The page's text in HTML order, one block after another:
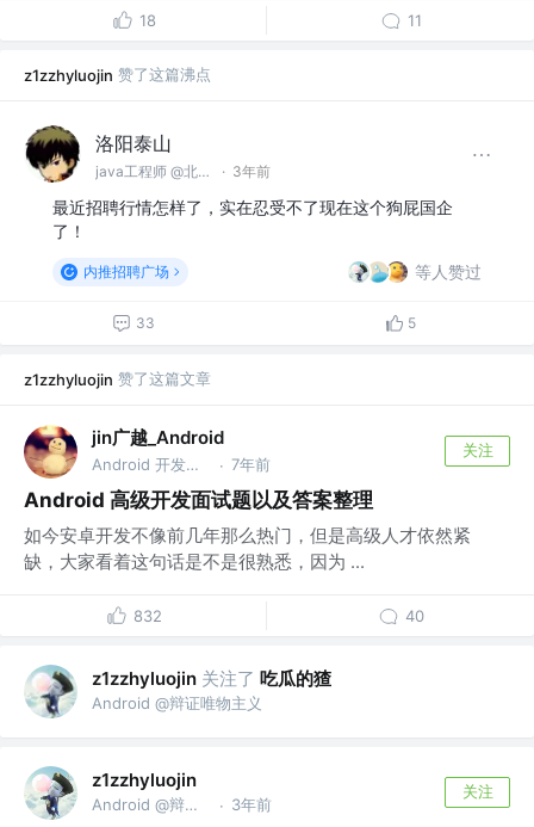
18 11
z1zzhyluojin 赞了这篇沸点
洛阳泰山
java工程师 @北斗天地股份有限公司 · 3年前
最近招聘行情怎样了，实在忍受不了现在这个狗屁国企
了！
内推招聘广场 等人赞过
33 5
z1zzhyluojin 赞了这篇文章
jin广越_Android
Android 开发工程师 @baidu · 7年前
关注
Android 高级开发面试题以及答案整理
如今安卓开发不像前几年那么热门，但是高级人才依然紧
缺，大家看着这句话是不是很熟悉，因为 ...
832 40
z1zzhyluojin 关注了 吃瓜的猹
Android @辩证唯物主义
z1zzhyluojin
Android @辩证唯物主义 · 3年前
关注